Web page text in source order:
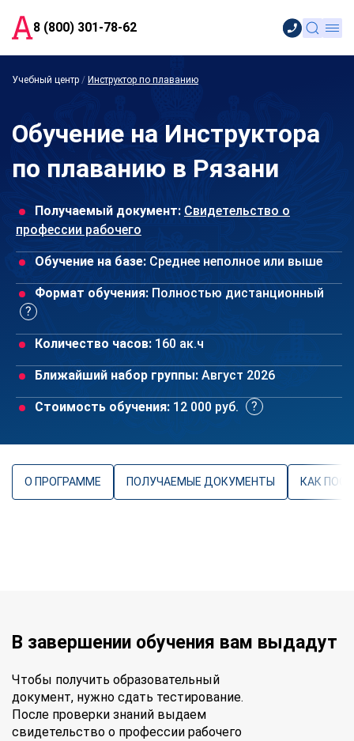
8 (800) 301-78-62
Учебный центр / Инструктор по плаванию
Обучение на Инструктора
по плаванию в Рязани
Получаемый документ: Свидетельство о
профессии рабочего
Обучение на базе: Среднее неполное или выше
Формат обучения: Полностью дистанционный
Количество часов: 160 ак.ч
Ближайший набор группы: Август 2026
Стоимость обучения: 12 000 руб.
О ПРОГРАММЕ ПОЛУЧАЕМЫЕ ДОКУМЕНТЫ КАК
В завершении обучения вам выдадут
Чтобы получить образовательный
документ, нужно сдать тестирование.
После проверки знаний выдаем
свидетельство о профессии рабочего